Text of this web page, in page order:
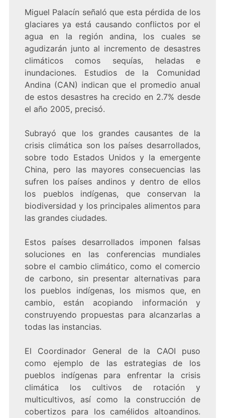
Miguel Palacín señaló que esta pérdida de los
glaciares ya está causando conflictos por el
agua en la región andina, los cuales se
agudizarán junto al incremento de desastres
climáticos comos sequías, heladas e
inundaciones. Estudios de la Comunidad
Andina (CAN) indican que el promedio anual
de estos desastres ha crecido en 2.7% desde
el año 2005, precisó.
Subrayó que los grandes causantes de la
crisis climática son los países desarrollados,
sobre todo Estados Unidos y la emergente
China, pero las mayores consecuencias las
sufren los países andinos y dentro de ellos
los pueblos indígenas, que conservan la
biodiversidad y los principales alimentos para
las grandes ciudades.
Estos países desarrollados imponen falsas
soluciones en las conferencias mundiales
sobre el cambio climático, como el comercio
de carbono, sin presentar alternativas para
los pueblos indígenas, los mismos que, en
cambio, están acopiando información y
construyendo propuestas para alcanzarlas a
todas las instancias.
El Coordinador General de la CAOI puso
como ejemplo de las estrategias de los
pueblos indígenas para enfrentar la crisis
climática los cultivos de rotación y
multicultivos, así como la construcción de
cobertizos para los camélidos altoandinos.